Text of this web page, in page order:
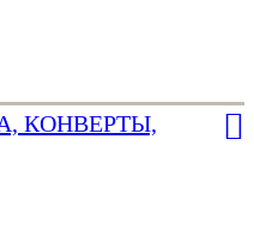
КОНВЕРТЫ,